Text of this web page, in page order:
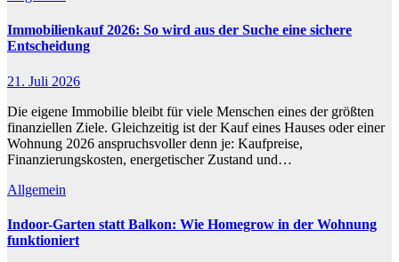
Immobilienkauf 2026: So wird aus der Suche eine sichere
Entscheidung
21. Juli 2026
Die eigene Immobilie bleibt für viele Menschen eines der größten
finanziellen Ziele. Gleichzeitig ist der Kauf eines Hauses oder einer
Wohnung 2026 anspruchsvoller denn je: Kaufpreise,
Finanzierungskosten, energetischer Zustand und…
Allgemein
Indoor-Garten statt Balkon: Wie Homegrow in der Wohnung
funktioniert